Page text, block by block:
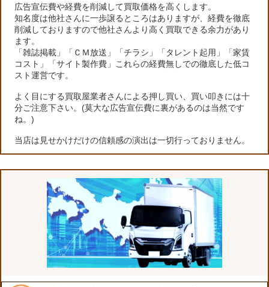
広告宣伝費や経費を削減して買取価格を高くします。
知名度は他社さんに一歩譲るところはありますが、経費を徹底
削減しておりますので他社さんより高く買取できる余力があり
ます。
「雑誌掲載」「ＣＭ放送」「チラシ」「タレント起用」「家賃
コスト」「サイト製作費」これらの経費無しでの徹底した低コ
スト運営です。
よく目にする買取屋業者さんによる押し買い、買い叩きには十
分ご注意下さい。(莫大な広告宣伝費に裏があるのは当然です
ね。)
当店は見せかけだけの信頼感の演出は一切行っておりません。